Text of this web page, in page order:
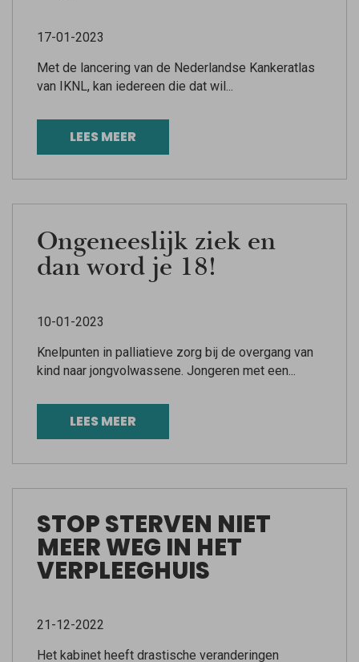
17-01-2023
Met de lancering van de Nederlandse Kankeratlas
van IKNL, kan iedereen die dat wil...
LEES MEER
Ongeneeslijk ziek en
dan word je 18!
10-01-2023
Knelpunten in palliatieve zorg bij de overgang van
kind naar jongvolwassene. Jongeren met een...
LEES MEER
STOP STERVEN NIET
MEER WEG IN HET
VERPLEEGHUIS
21-12-2022
Het kabinet heeft drastische veranderingen